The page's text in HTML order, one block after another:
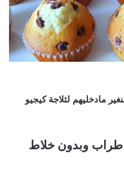
مادخليهم لثلاجة كيجيو
وبدون خلاط